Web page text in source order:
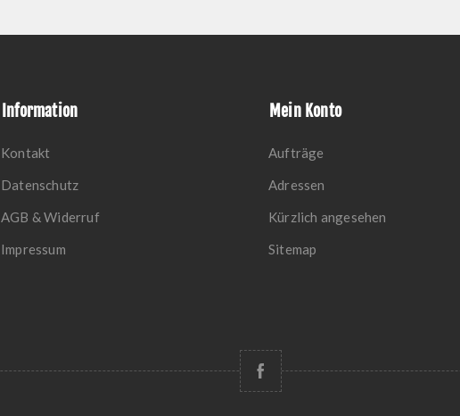
Information
Kontakt
Datenschutz
AGB & Widerruf
Impressum
Mein Konto
Aufträge
Adressen
Kürzlich angesehen
Sitemap